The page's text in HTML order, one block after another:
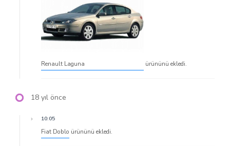
Renault Laguna ürününü ekledi.
18 yıl önce
10:05
Fiat Doblo ürününü ekledi.